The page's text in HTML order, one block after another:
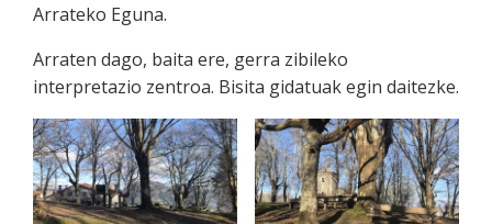
Arrateko Eguna.
Arraten dago, baita ere, gerra zibileko
interpretazio zentroa. Bisita gidatuak egin daitezke.